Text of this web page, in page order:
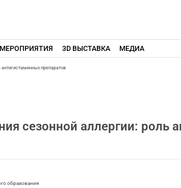
МЕРОПРИЯТИЯ 3D ВЫСТАВКА МЕДИА
препаратов
сезонной аллергии: роль
образования